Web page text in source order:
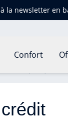
la newsletter en
Confort